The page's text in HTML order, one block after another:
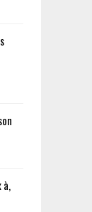
à,